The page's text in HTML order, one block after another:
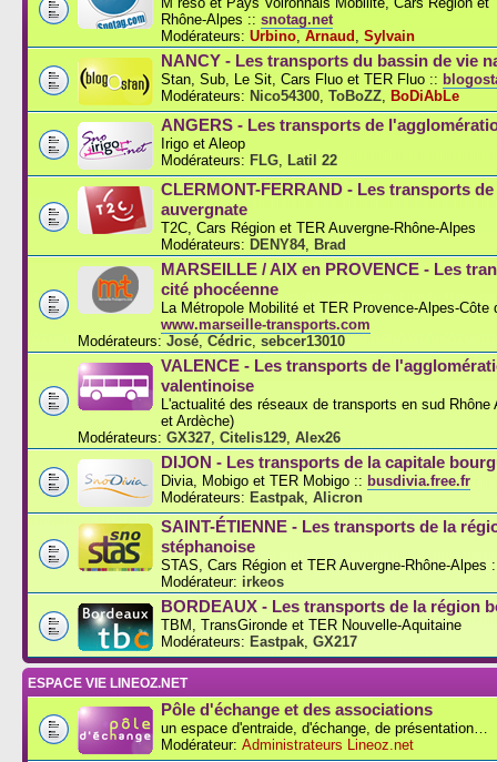
Rhône-Alpes :: snotag.net
Modérateurs: Urbino Arnaud Sylvain
NANCY - Les transports du bassin de vie
Stan, Sub, Le Sit, Cars Fluo et TER Fluo ::
Modérateurs: Nico54300 ToBoZZ BoDiAbLe
ANGERS - Les transports de
Irigo et Aleop
Modérateurs: FLG Latil 22
CLERMONT-FERRAND - Les transports
auvergnate
T2C, Cars Région et TER Auvergne-Rhône-Alpes
Modérateurs: DENY84, Brad
MARSEILLE / AIX en PROVENCE - Les
cité phocéenne
La Métropole Mobilité et TER Provence-Alpes-Côte
www.marseille-transports.com
Modérateurs: José Cédric sebcer13010
VALENCE - Les transports de
valentinoise
L'actualité des réseaux de transports en sud Rhône
et Ardèche)
Modérateurs: GX327 Citelis129 Alex26
DIJON - Les transports de la capitale
Divia, Mobigo et TER Mobigo :: busdivia.free.fr
Modérateurs: Eastpak Alicron
SAINT-ÉTIENNE - Les transports de la
stéphanoise
STAS, Cars Région et TER Auvergne-Rhône-Alpes
Modérateur: irkeos
BORDEAUX - Les transports de la région
TBM, TransGironde et TER Nouvelle-Aquitaine
Modérateurs: Eastpak GX217
ESPACE VIE LINEOZ.NET
Pôle d'échange et des associations
un espace d'entraide, d'échange, de présentation…
Modérateur: Administrateurs Lineoz.net